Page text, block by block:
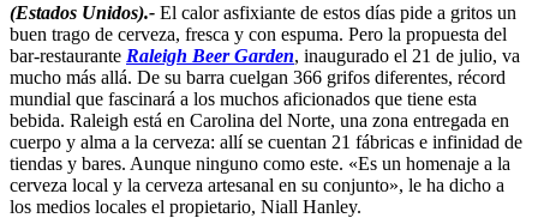
(Estados Unidos).- El calor asfixiante de estos días pide a gritos un
buen trago de cerveza, fresca y con espuma. Pero la propuesta del
bar-restaurante Raleigh Beer Garden, inaugurado el 21 de julio, va
mucho más allá. De su barra cuelgan 366 grifos diferentes, récord
mundial que fascinará a los muchos aficionados que tiene esta
bebida. Raleigh está en Carolina del Norte, una zona entregada en
cuerpo y alma a la cerveza: allí se cuentan 21 fábricas e infinidad de
tiendas y bares. Aunque ninguno como este. «Es un homenaje a la
cerveza local y la cerveza artesanal en su conjunto», le ha dicho a
los medios locales el propietario, Niall Hanley.